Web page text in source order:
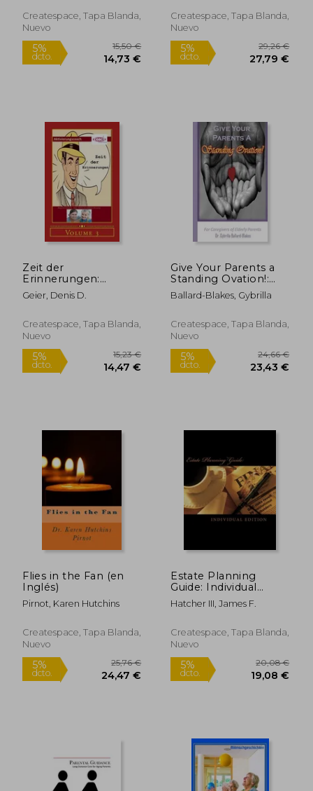
dcto. dcto.
5%
dcto.
5%
dcto.
(en Inglés)
Createspace, Tapa Blanda,
Nuevo
Createspace, Tapa Blanda,
Nuevo
Zeit der
Erinnerungen:
Begleitheft zur
Seniorenbetreuung
Geier, Denis D.
Createspace, Tapa Blanda,
Nuevo
Give Your Parents a
Standing Ovation!:
For Caregivers of
Elderly Parents (en
Ballard-Blakes, Gybrilla
Createspace, Tapa Blanda,
Nuevo
Flies in the Fan (en
Inglés)
Pirnot, Karen Hutchins
Createspace, Tapa Blanda,
Nuevo
Estate Planning
Guide: Individual
Edition (en Inglés)
Hatcher III, James F.
Createspace, Tapa Blanda,
Nuevo